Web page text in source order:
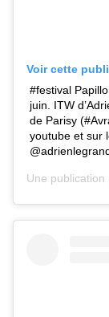
Voir cette
#festival
juin. ITW
de Parisy
youtube et sur
Une publication